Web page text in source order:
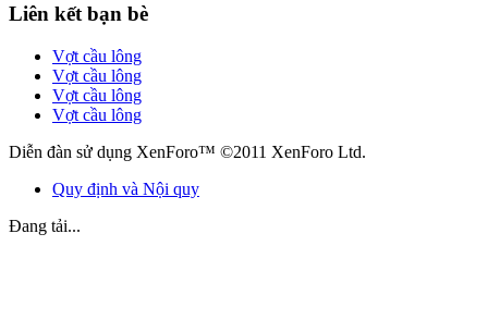
Liên kết bạn bè
Vợt cầu lông
Vợt cầu lông
Vợt cầu lông
Vợt cầu lông
Diễn đàn sử dụng XenForo™ ©2011 XenForo Ltd.
Quy định và Nội quy
Đang tải...